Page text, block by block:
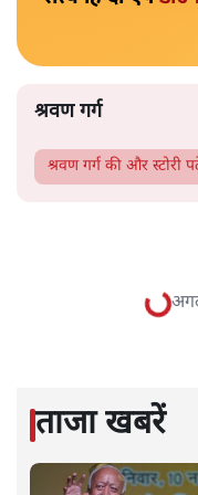
चंपत राय पर लटकी
राम मंदिर चढ़ावा
मामला: पूर्व IPS
कांग्रेसी अयोध्या में नज़रबंद